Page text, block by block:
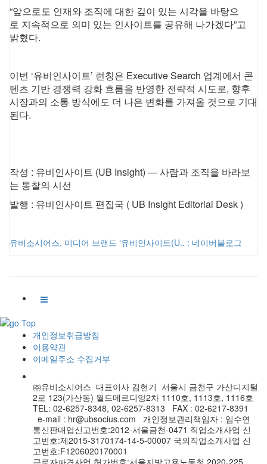
“앞으로도 인재와 조직에 대한 깊이 있는 시각을 바탕으
로 지속적으로 의미 있는 인사이트를 공유해 나가겠다”고
밝혔다.
이번 ‘유비인사이트’ 런칭은 Executive Search 업계에서 콘
텐츠 기반 경쟁력 강화 흐름을 반영한 전략적 시도로, 향후
시장과의 소통 방식에도 더 나은 변화를 가져올 것으로 기대
된다.
작성 : 유비인사이트 (UB Insight) — 사람과 조직을 바라보
는 통찰의 시선
발행 : 유비인사이트 편집국 ( UB Insight Editorial Desk )
유비소시어스, 미디어 브랜드 ‘유비인사이트(U.. : 네이버블로그
개인정보취급방침
이용약관
이메일주소 수집거부
㈜유비소시어스 대표이사 김현기 서울시 금천구 가산디지털
2로 123(가산동) 월드메르디앙2차 1110호, 1113호, 1116호
TEL: 02-6257-8348, 02-6257-8313 FAX : 02-6217-8391
e-mail : hr@ubsocius.com 개인정보관리책임자 : 임수연
통신판매업신고번호:2012-서울금천-0471 직업소개사업 신
고번호:제2015-3170174-14-5-00007 국외직업소개사업 신
고번호:F1206020170001
근로자파견사업 허가번호:서울지방고용노동청 2020-225